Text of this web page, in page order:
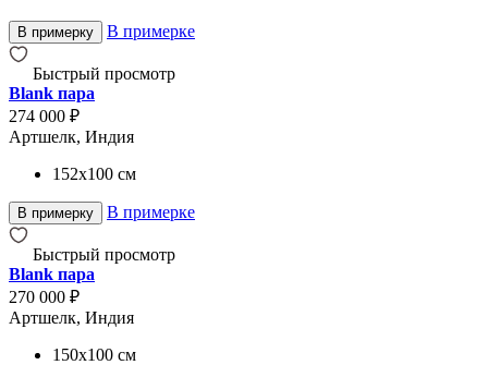
В примерку В примерке
Быстрый просмотр
Blank пара
274 000 ₽
Артшелк, Индия
152x100 см
В примерку В примерке
Быстрый просмотр
Blank пара
270 000 ₽
Артшелк, Индия
150x100 см